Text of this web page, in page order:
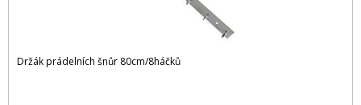
Držák prádelních šnůr 80cm/8háčků